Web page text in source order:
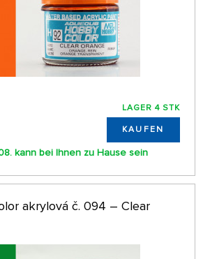
LAGER 4 STK
KAUFEN
kann bei Ihnen zu Hause sein
akrylová č. 094 – Clear